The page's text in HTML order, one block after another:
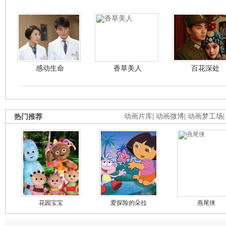
感动生命 香草美人 百花深处
动画片库 动画微博 动画梦工场
热门推荐
花园宝宝 爱探险的朵拉 燕尾侠